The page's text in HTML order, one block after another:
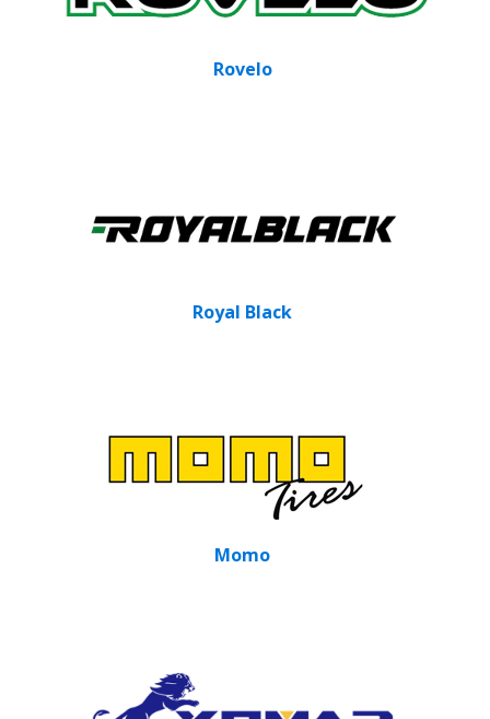
Rovelo
Royal Black
Momo